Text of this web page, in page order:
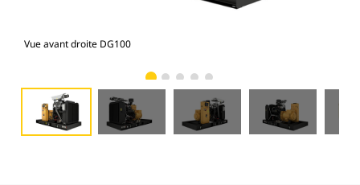
Vue avant droite DG100